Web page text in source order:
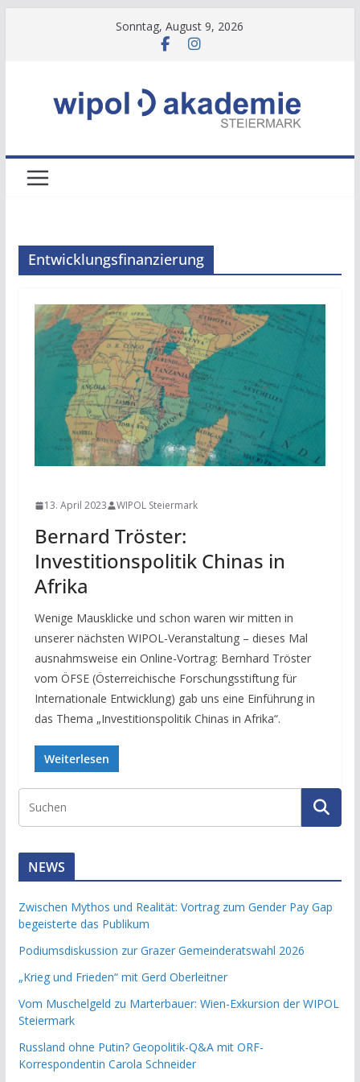
Sonntag, August 9, 2026
Entwicklungsfinanzierung
13. April 2023 WIPOL Steiermark
Bernard Tröster:
Investitionspolitik Chinas in
Afrika
Wenige Mausklicke und schon waren wir mitten in
unserer nächsten WIPOL-Veranstaltung – dieses Mal
ausnahmsweise ein Online-Vortrag: Bernhard Tröster
vom ÖFSE (Österreichische Forschungsstiftung für
Internationale Entwicklung) gab uns eine Einführung in
das Thema „Investitionspolitik Chinas in Afrika“.
Weiterlesen
NEWS
Zwischen Mythos und Realität: Vortrag zum Gender Pay Gap
begeisterte das Publikum
Podiumsdiskussion zur Grazer Gemeinderatswahl 2026
„Krieg und Frieden“ mit Gerd Oberleitner
Vom Muschelgeld zu Marterbauer: Wien-Exkursion der WIPOL
Steiermark
Russland ohne Putin? Geopolitik-Q&A mit ORF-
Korrespondentin Carola Schneider